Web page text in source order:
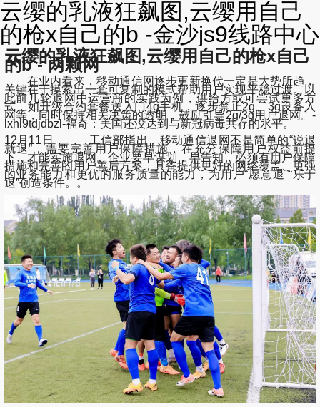
云缨的乳液狂飙图,云缨用自己
的枪x自己的b -金沙js9线路中心
云缨的乳液狂飙图,云缨用自己的枪x自己
的b - 两颗网
在业内看来，移动通信网逐步更新换代一定是大势所趋，
关键在于摸索出一套可复制的模式帮助用户实现平稳过渡。以
此前几轮退网中运营商的实践为例，供给方或可尝试更多方
式，如升级合约套餐送入门4g手机，逐步禁止2g、3g设备入
网等，同时保持相关决策的透明，鼓励引导2g/3g用户退网。-
lxhl9tdjdbzl-福奇：美国还没达到与新冠病毒共存的水平。
12月11日， 工信部指出，移动通信退网不是简单的“说退
就退”，需要完善用户保障措施，在充分保障用户权益前提
下，才能实施退网。企业要早谋划，早告知，必须有用户保障
措施和完善的用户善后方案，具备提供更好的网络覆盖、更强
的业务能力和更优的服务质量的能力，为用户“愿意退”“乐于
退”创造条件。。